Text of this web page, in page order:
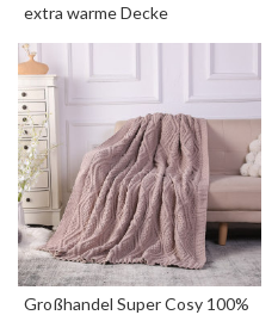
extra warme Decke
Großhandel Super Cosy 100%